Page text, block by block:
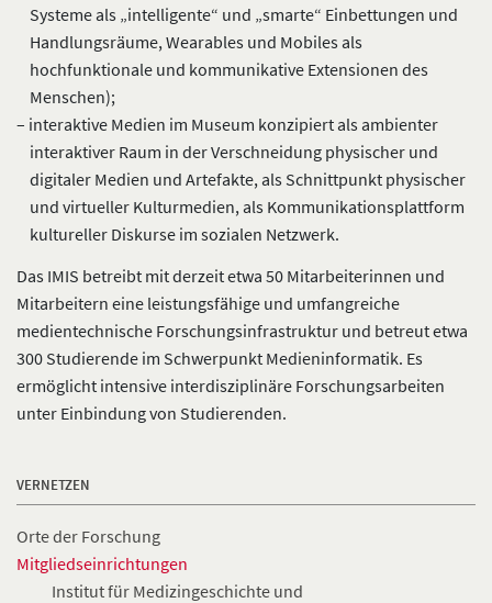
Systeme als „intelligente“ und „smarte“ Einbettungen und
Handlungsräume, Wearables und Mobiles als
hochfunktionale und kommunikative Extensionen des
Menschen);
interaktive Medien im Museum konzipiert als ambienter
interaktiver Raum in der Verschneidung physischer und
digitaler Medien und Artefakte, als Schnittpunkt physischer
und virtueller Kulturmedien, als Kommunikationsplattform
kultureller Diskurse im sozialen Netzwerk.
Das IMIS betreibt mit derzeit etwa 50 Mitarbeiterinnen und
Mitarbeitern eine leistungsfähige und umfangreiche
medientechnische Forschungsinfrastruktur und betreut etwa
300 Studierende im Schwerpunkt Medieninformatik. Es
ermöglicht intensive interdisziplinäre Forschungsarbeiten
unter Einbindung von Studierenden.
VERNETZEN
Orte der Forschung
Mitgliedseinrichtungen
Institut für Medizingeschichte und